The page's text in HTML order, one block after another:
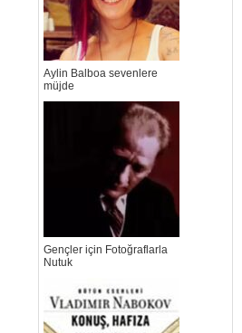
Aylin Balboa sevenlere
müjde
Gençler için Fotoğraflarla
Nutuk